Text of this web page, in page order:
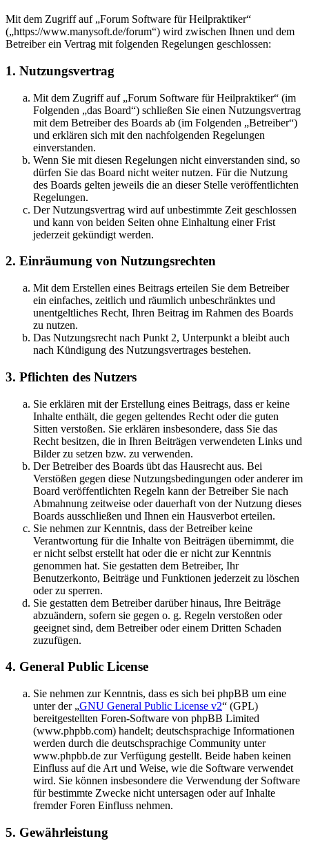
Mit dem Zugriff auf „Forum Software für Heilpraktiker“
(„https://www.manysoft.de/forum“) wird zwischen Ihnen und dem
Betreiber ein Vertrag mit folgenden Regelungen geschlossen:
1. Nutzungsvertrag
Mit dem Zugriff auf „Forum Software für Heilpraktiker“ (im
Folgenden „das Board“) schließen Sie einen Nutzungsvertrag
mit dem Betreiber des Boards ab (im Folgenden „Betreiber“)
und erklären sich mit den nachfolgenden Regelungen
einverstanden.
Wenn Sie mit diesen Regelungen nicht einverstanden sind, so
dürfen Sie das Board nicht weiter nutzen. Für die Nutzung
des Boards gelten jeweils die an dieser Stelle veröffentlichten
Regelungen.
Der Nutzungsvertrag wird auf unbestimmte Zeit geschlossen
und kann von beiden Seiten ohne Einhaltung einer Frist
jederzeit gekündigt werden.
2. Einräumung von Nutzungsrechten
Mit dem Erstellen eines Beitrags erteilen Sie dem Betreiber
ein einfaches, zeitlich und räumlich unbeschränktes und
unentgeltliches Recht, Ihren Beitrag im Rahmen des Boards
zu nutzen.
Das Nutzungsrecht nach Punkt 2, Unterpunkt a bleibt auch
nach Kündigung des Nutzungsvertrages bestehen.
3. Pflichten des Nutzers
Sie erklären mit der Erstellung eines Beitrags, dass er keine
Inhalte enthält, die gegen geltendes Recht oder die guten
Sitten verstoßen. Sie erklären insbesondere, dass Sie das
Recht besitzen, die in Ihren Beiträgen verwendeten Links und
Bilder zu setzen bzw. zu verwenden.
Der Betreiber des Boards übt das Hausrecht aus. Bei
Verstößen gegen diese Nutzungsbedingungen oder anderer im
Board veröffentlichten Regeln kann der Betreiber Sie nach
Abmahnung zeitweise oder dauerhaft von der Nutzung dieses
Boards ausschließen und Ihnen ein Hausverbot erteilen.
Sie nehmen zur Kenntnis, dass der Betreiber keine
Verantwortung für die Inhalte von Beiträgen übernimmt, die
er nicht selbst erstellt hat oder die er nicht zur Kenntnis
genommen hat. Sie gestatten dem Betreiber, Ihr
Benutzerkonto, Beiträge und Funktionen jederzeit zu löschen
oder zu sperren.
Sie gestatten dem Betreiber darüber hinaus, Ihre Beiträge
abzuändern, sofern sie gegen o. g. Regeln verstoßen oder
geeignet sind, dem Betreiber oder einem Dritten Schaden
zuzufügen.
4. General Public License
Sie nehmen zur Kenntnis, dass es sich bei phpBB um eine
unter der „GNU General Public License v2“ (GPL)
bereitgestellten Foren-Software von phpBB Limited
(www.phpbb.com) handelt; deutschsprachige Informationen
werden durch die deutschsprachige Community unter
www.phpbb.de zur Verfügung gestellt. Beide haben keinen
Einfluss auf die Art und Weise, wie die Software verwendet
wird. Sie können insbesondere die Verwendung der Software
für bestimmte Zwecke nicht untersagen oder auf Inhalte
fremder Foren Einfluss nehmen.
5. Gewährleistung